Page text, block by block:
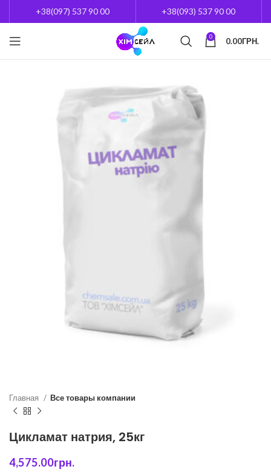
+38(097) 537 90 00 +38(093) 537 90 00
0 0.00ГРН.
Главная Все товары компании
Цикламат натрия, 25кг
4,575.00грн.